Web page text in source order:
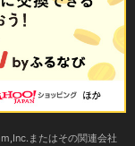
またはその関連会社